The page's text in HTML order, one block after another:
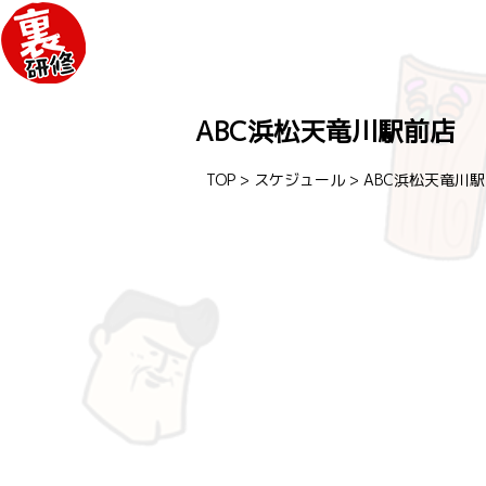
ABC浜松天竜川駅前店
TOP > スケジュール > ABC浜松天竜川